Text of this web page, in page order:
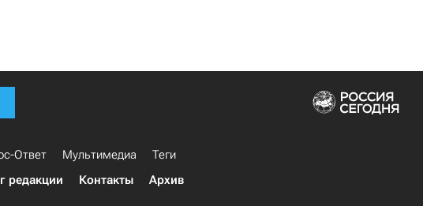
Ответ Мультимедиа
Теги
редакции Контакты Архив